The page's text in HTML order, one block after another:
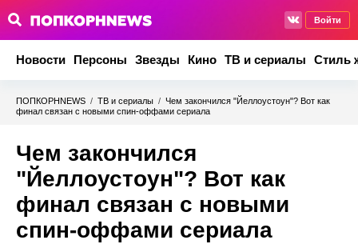
Войти
Новости Персоны Звезды Кино ТВ и сериалы Стиль
ПОПКОРНNEWS / ТВ и сериалы / Чем закончился "Йеллоустоун"? Вот как
финал связан с новыми спин-оффами сериала
Чем закончился
"Йеллоустоун"? Вот как
финал связан с новыми
спин-оффами сериала